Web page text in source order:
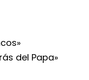
del Papa»